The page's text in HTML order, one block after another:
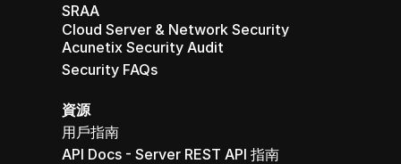
SRAA
Cloud Server & Network Security
Acunetix Security Audit
Security FAQs
資源
用戶指南
API Docs - Server REST API 指南